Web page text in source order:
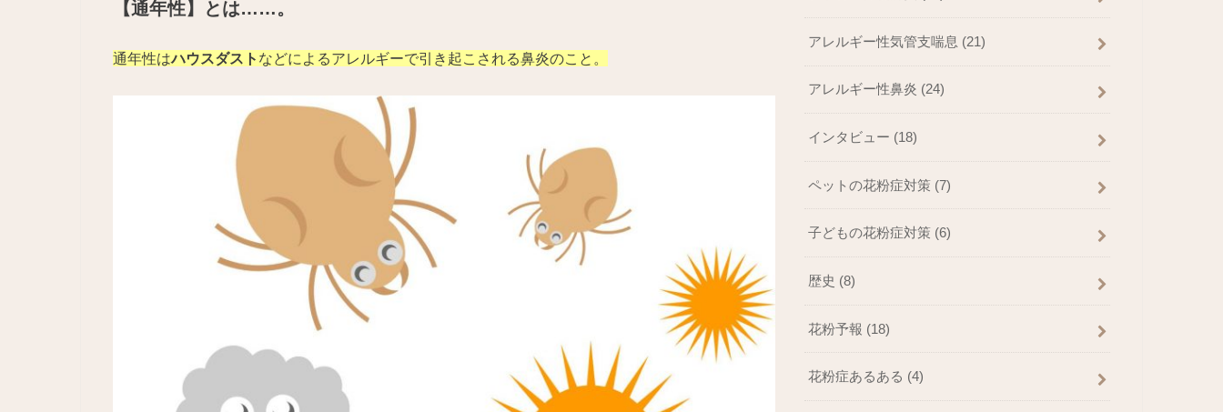
【通年性】とは……。
通年性はハウスダスト などによるアレルギーで引き起こされる鼻炎のこと。
アレルギー性気管支喘息 (21)
アレルギー性鼻炎 (24)
インタビュー (18)
ペットの花粉症対策 (7)
子どもの花粉症対策 (6)
歴史 (8)
花粉予報 (18)
花粉症あるある (4)